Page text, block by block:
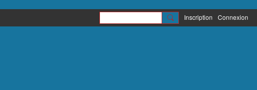
Inscription Connexion